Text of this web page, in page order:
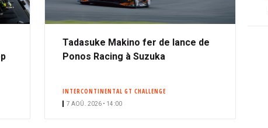
Tadasuke Makino fer de lance de
Ponos Racing à Suzuka
INTERCONTINENTAL GT CHALLENGE
7 AOÛ. 2026 • 14:00